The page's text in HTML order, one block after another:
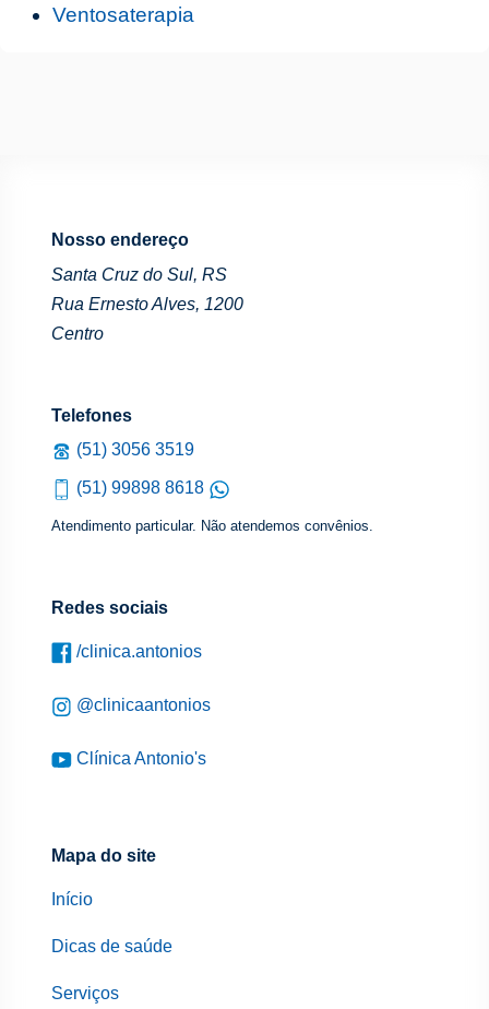
Ventosaterapia
Nosso endereço
Santa Cruz do Sul, RS
Rua Ernesto Alves, 1200
Centro
Telefones
(51) 3056 3519
(51) 99898 8618
Atendimento particular. Não atendemos convênios.
Redes sociais
/clinica.antonios
@clinicaantonios
Clínica Antonio's
Mapa do site
Início
Dicas de saúde
Serviços